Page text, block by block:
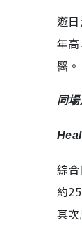
遊
年
醫。
同
綜
約
其